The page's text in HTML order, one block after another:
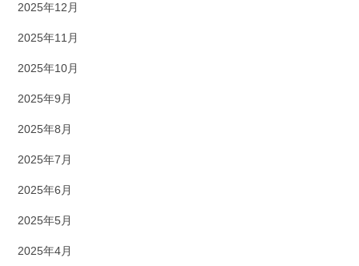
2025年12月
2025年11月
2025年10月
2025年9月
2025年8月
2025年7月
2025年6月
2025年5月
2025年4月